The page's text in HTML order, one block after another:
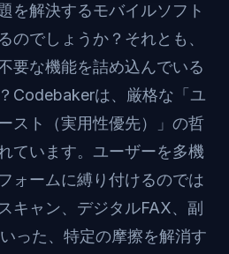
を解決するモバイルソフト
のでしょうか？それとも、
要な機能を詰め込んでいる
Codebakerは、厳格な「ユ
スト（実用性優先）」の哲
ています。ユーザーを多機
ォームに縛り付けるのでは
キャン、デジタルFAX、副
った、特定の摩擦を解消す